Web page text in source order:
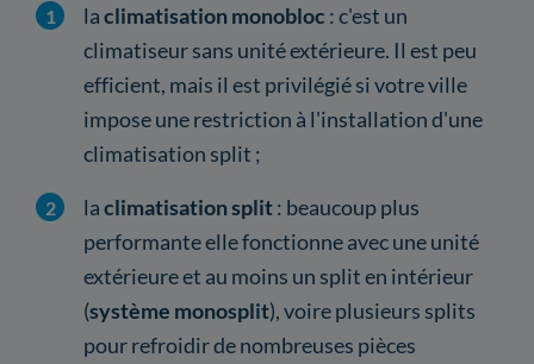
laclimatisation monobloc : c'est un
climatiseur sans unité extérieure. Il est peu
efficient, mais il est privilégié si votre ville
impose une restriction à l'installation d'une
climatisation split ;
laclimatisation split: beaucoup plus
performante elle fonctionne avec une unité
extérieure et au moins un split en intérieur
(système monosplit), voire plusieurs splits
pour refroidir de nombreuses pièces